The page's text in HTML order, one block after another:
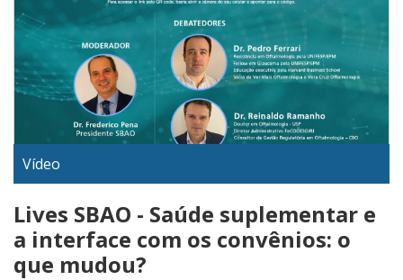
Vídeo
Lives SBAO - Saúde suplementar e
a interface com os convênios: o
que mudou?